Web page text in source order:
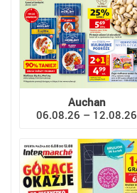
Auchan
06.08.26 – 12.08.26